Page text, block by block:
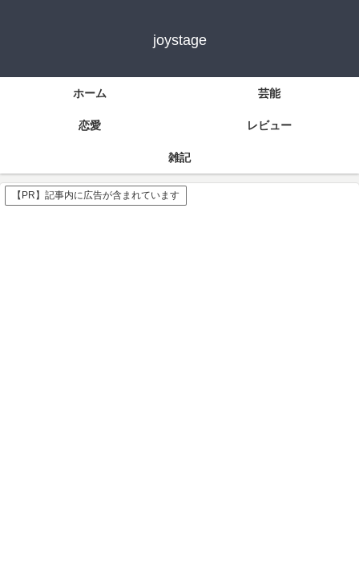
joystage
ホーム 芸能
恋愛 レビュー
雑記
【PR】記事内に広告が含まれています